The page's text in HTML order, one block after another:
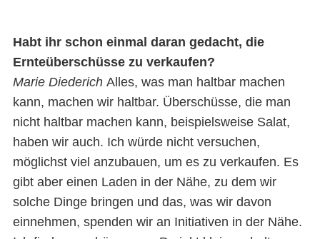
Habt ihr schon einmal daran gedacht, die
Ernteüberschüsse zu verkaufen?
Marie Diederich Alles, was man haltbar machen
kann, machen wir haltbar. Überschüsse, die man
nicht haltbar machen kann, beispielsweise Salat,
haben wir auch. Ich würde nicht versuchen,
möglichst viel anzubauen, um es zu verkaufen. Es
gibt aber einen Laden in der Nähe, zu dem wir
solche Dinge bringen und das, was wir davon
einnehmen, spenden wir an Initiativen in der Nähe.